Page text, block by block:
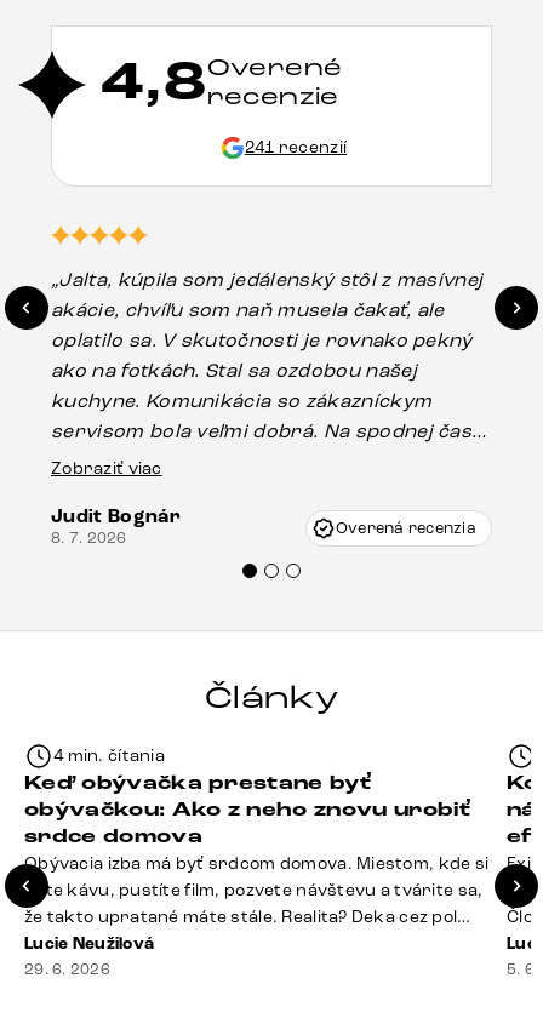
4,8Overené
recenzie
241 recenzií
„Jalta, kúpila som jedálenský stôl z masívnej
akácie, chvíľu som naň musela čakať, ale
oplatilo sa. V skutočnosti je rovnako pekný
ako na fotkách. Stal sa ozdobou našej
kuchyne. Komunikácia so zákazníckym
servisom bola veľmi dobrá. Na spodnej časti
stola bolo malé poškodenie, pravdepodobne
Vincze pri riešení mojej záležitosti pristúpili
veľmi korektne. Odporúčam produkty Delife
Zobraziť viac
Judit Bognár
8. 7. 2026 Overená recenzia
Články
4 min. čítania
Keď obývačka prestane byť
obývačkou: Ako z neho znovu urobiť
srdce domova
Obývacia izba má byť srdcom domova. Miestom, kde si
dáte kávu, pustíte film, pozvete návštevu a tvárite sa,
že takto upratané máte stále. Realita? Deka cez pol
sedačky, ovládač záhadne zmizol, konferenčný stolík
slúži ako odkladisko všetkého od účteniek po balzam
Lucie Neužilová
29. 6. 2026
si
5.